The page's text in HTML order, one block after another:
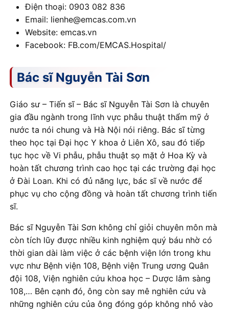
Điện thoại: 0903 082 836
Email: lienhe@emcas.com.vn
Website: emcas.vn
Facebook: FB.com/EMCAS.Hospital/
Bác sĩ Nguyễn Tài Sơn
Giáo sư – Tiến sĩ – Bác sĩ Nguyễn Tài Sơn là chuyên
gia đầu ngành trong lĩnh vực phẫu thuật thẩm mỹ ở
nước ta nói chung và Hà Nội nói riêng. Bác sĩ từng
theo học tại Đại học Y khoa ở Liên Xô, sau đó tiếp
tục học về Vi phẫu, phẫu thuật sọ mặt ở Hoa Kỳ và
hoàn tất chương trình cao học tại các trường đại học
ở Đài Loan. Khi có đủ năng lực, bác sĩ về nước để
phục vụ cho cộng đồng và hoàn tất chương trình tiến
sĩ.
Bác sĩ Nguyễn Tài Sơn không chỉ giỏi chuyên môn mà
còn tích lũy được nhiều kinh nghiệm quý báu nhờ có
thời gian dài làm việc ở các bệnh viện lớn trong khu
vực như Bệnh viện 108, Bệnh viện Trung ương Quân
đội 108, Viện nghiên cứu khoa học – Dược lâm sàng
108,… Bên cạnh đó, ông còn say mê nghiên cứu và
những nghiên cứu của ông đóng góp không nhỏ vào